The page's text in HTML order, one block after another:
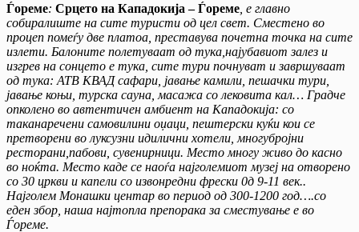
Ѓореме: Срцето на Кападокија – Ѓореме , е главно
собиралиште на сите туристи од цел свет. Сместено во
процеп помеѓу две платоа, преставува почетна точка на сите
излети. Балоните полетуваат од тука,најубавиот залез и
изгрев на сонцето е тука, сите тури почнуват и завршуваат
од тука: АТВ КВАД сафари, јавање камили, пешачки тури,
јавање коњи, турска сауна, масажа со лековита кал… Градче
опколено во автентичен амбиент на Кападокија: со
таканаречени самовилини оџаци, пештерски куќи кои се
претворени во луксузни идилични хотели, многубројни
ресторани,пабови, сувенирници. Место многу живо до касно
во ноќта. Место каде се наоѓа најголемиот музеј на отворено
со 30 цркви и капели со извонредни фрески 0д 9-11 век..
Најголем Монашки центар во период од 300-1200 год….со
еден збор, наша најтопла препорака за сместување е во
Ѓореме.